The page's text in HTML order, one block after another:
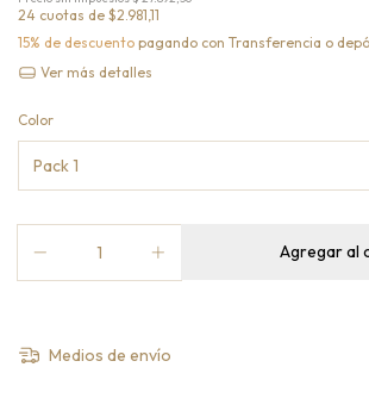
24 cuotas de $2.981,11
15% de descuento pagando con Transferencia o
Ver más detalles
Color
Medios de envío